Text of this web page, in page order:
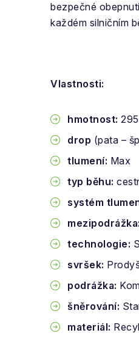
bezpečné
každém silničním
Vlastnosti:
hmotnost:
drop (pata –
tlumení: Max
typ běhu:
systém
mezipodrážka:
technologie:
svršek:
podrážka:
šněrování:
materiál: